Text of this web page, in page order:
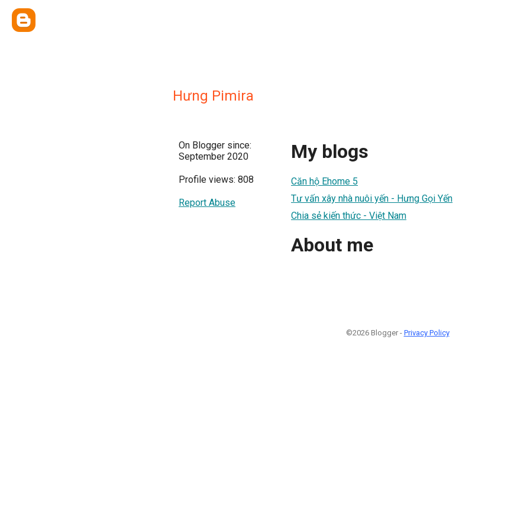
Hưng Pimira
On Blogger since:
September 2020
Profile views: 808
Report Abuse
My blogs
Căn hộ Ehome 5
Tư vấn xây nhà nuôi yến - Hưng Gọi Yến
Chia sẻ kiến thức - Việt Nam
About me
©2026 Blogger - Privacy Policy